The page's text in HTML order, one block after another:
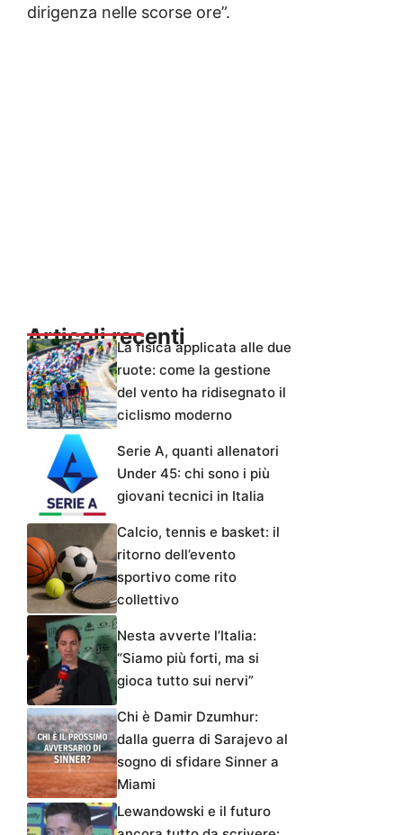
dirigenza nelle scorse ore”.
Articoli recentiLa fisica applicata alle due
ruote: come la gestione
del vento ha ridisegnato il
ciclismo moderno
Serie A, quanti allenatori
Under 45: chi sono i più
giovani tecnici in Italia
Calcio, tennis e basket: il
ritorno dell’evento
sportivo come rito
collettivo
Nesta avverte l’Italia:
“Siamo più forti, ma si
gioca tutto sui nervi”
Chi è Damir Dzumhur:
dalla guerra di Sarajevo al
sogno di sfidare Sinner a
Miami
Lewandowski e il futuro